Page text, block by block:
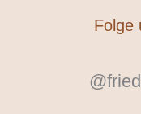
Folge